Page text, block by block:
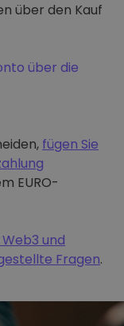
über den Kauf
über die
fügen Sie
EURO-
und
Fragen.